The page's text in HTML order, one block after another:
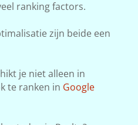
ranking factors.
zijn beide een
je niet alleen in
te ranken in Google